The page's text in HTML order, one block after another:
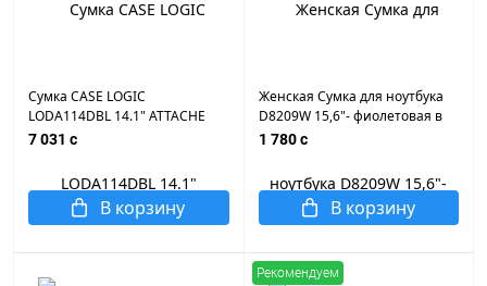
Сумка CASE LOGIC
LODA114DBL 14.1" ATTACHE
DRESS BLUE
7 031 c
В корзину
Женская Сумка для ноутбука
D8209W 15,6"- фиолетовая в
горошек
1 780 c
В корзину
Рекомендуем